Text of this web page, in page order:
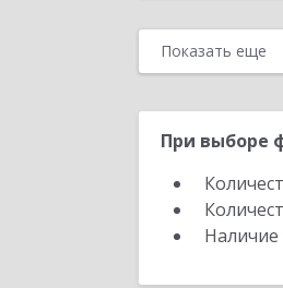
Показать еще
При выборе
Наличие